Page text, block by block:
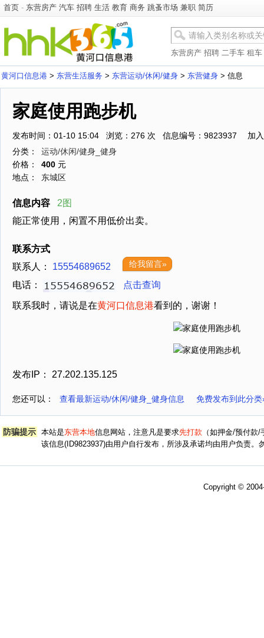
首页 - 东营房产 汽车 招聘 生活 教育 商务 跳蚤市场 兼职 简历
东营房产 招聘 二手车 租车
黄河口信息港 > 东营生活服务 > 东营运动/休闲/健身 > 东营健身 > 信息
家庭使用跑步机
发布时间：01-10 15:04 浏览：276 次 信息编号：9823937
加
分类：
运动/休闲/健身_健身
价格：
400 元
地点：
东城区
信息内容 2图
能正常使用，闲置不用低价出卖。
联系方式
联系人： 15554689652 给我留言»
电话： 点击查询
联系我时，请说是在黄河口信息港看到的，谢谢！
发布IP： 27.202.135.125
您还可以： 查看最新运动/休闲/健身_健身信息 免费发布到此分类
防骗提示 本站是东营本地信息网站，注意凡是要求先打款 （如押金/预付款
该信息(ID9823937)由用户自行发布，所涉及承诺均由用户负责。
Copyright ©